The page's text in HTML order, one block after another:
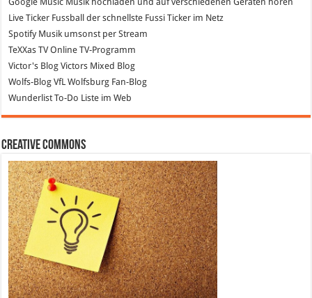
Live Ticker Fussball
der schnellste Fussi Ticker im Netz
SpotifyMusik umsonst per Stream
TeXXas TVOnline TV-Programm
Victor's Blog Victors Mixed Blog
Wolfs-Blog VfL Wolfsburg Fan-Blog
WunderlistTo-Do Liste im Web
Creative Commons